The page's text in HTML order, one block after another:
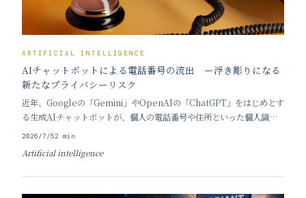
ARTIFICIAL INTELLIGENCE
AIチャットボットによる電話番号の流出 ー浮き彫りになる
新たなプライバシーリスク
近年、Googleの「Gemini」やOpenAIの「ChatGPT」をはじめとす
る生成AIチャットボットが、個人の電話番号や住所といった個人識別
情報を漏洩させる事態が相次いで報告され、新たなプライバシーリス
したり、AIの誤った案内によ
2026/7/52 min
Artificial intelligence